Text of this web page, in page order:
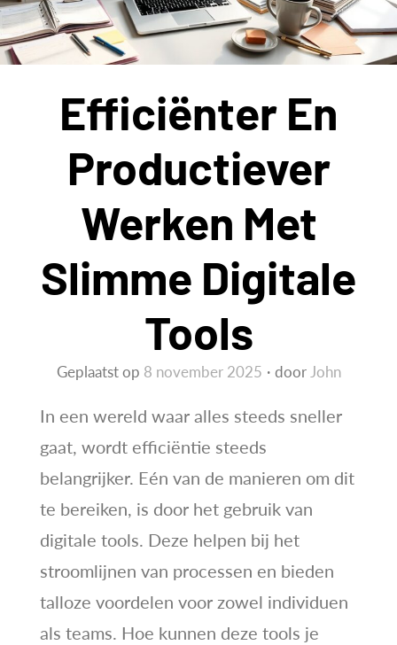
Efficiënter En
Productiever
Werken Met
Slimme Digitale
Tools
Geplaatst op 8 november 2025 doorJohn
In een wereld waar alles steeds sneller
gaat, wordt efficiëntie steeds
belangrijker. Eén van de manieren om dit
te bereiken, is door het gebruik van
digitale tools. Deze helpen bij het
stroomlijnen van processen en bieden
talloze voordelen voor zowel individuen
als teams. Hoe kunnen deze tools je